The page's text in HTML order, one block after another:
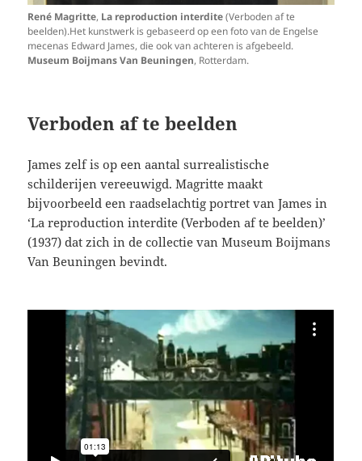
René Magritte, La reproduction interdite(Verboden af te
beelden).Het kunstwerk is gebaseerd op een foto van de Engelse
mecenas Edward James, die ook van achteren is afgebeeld.
Museum Boijmans Van Beuningen, Rotterdam.
Verboden af te beelden
James zelf is op een aantal surrealistische
schilderijen vereeuwigd. Magritte maakt
bijvoorbeeld een raadselachtig portret van James in
‘La reproduction interdite (Verboden af te beelden)’
(1937) dat zich in de collectie van Museum Boijmans
Van Beuningen bevindt.